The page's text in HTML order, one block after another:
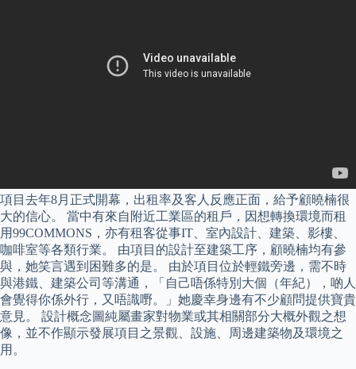
項目去年8月正式開幕，出租率及客人反應正面，給予顧曉楠很
大的信心。 當中有來自附近工業區的租戶，因想轉換環境而租
用99COMMONS，亦有租客從事IT、室內設計、建築、影樓、
咖啡室等各類行業。 由項目的設計至建築工序，顧曉楠均有參
與，她笑言遇到困難多的是。 由於項目位於輕鐵旁邊，需不時
與港鐵、建築公司等溝通，「自己唔係特別大個（年紀），啲人
會覺得你係外行，又唔識嘢。」她慶幸身邊有不少顧問提供寶貴
意見。 設計概念圖純屬畫家對物業或其相關部分大概外觀之想
像，並不作顯示發展項目之景觀、設施、周邊建築物及環境之
用。